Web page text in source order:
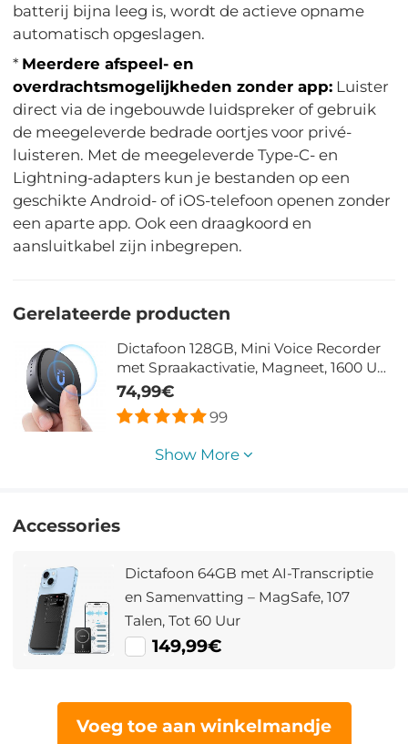
batterij bijna leeg is, wordt de actieve opname
automatisch opgeslagen.
* Meerdere afspeel- en
overdrachtsmogelijkheden zonder app: Luister
direct via de ingebouwde luidspreker of gebruik
de meegeleverde bedrade oortjes voor privé-
luisteren. Met de meegeleverde Type-C- en
Lightning-adapters kun je bestanden op een
geschikte Android- of iOS-telefoon openen zonder
een aparte app. Ook een draagkoord en
aansluitkabel zijn inbegrepen.
Gerelateerde producten
Dictafoon 128GB, Mini Voice Recorder
met Spraakactivatie, Magneet, 1600 Uur
Opslag en 70 Uur Opname
74,99€
99
Show More
Accessories
Dictafoon 64GB met AI-Transcriptie
en Samenvatting – MagSafe, 107
Talen, Tot 60 Uur
149,99€
Voeg toe aan winkelmandje